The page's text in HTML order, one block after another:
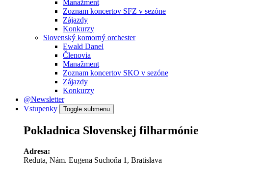
Manažment
Zoznam koncertov SFZ v sezóne
Zájazdy
Konkurzy
Slovenský komorný orchester
Ewald Danel
Členovia
Manažment
Zoznam koncertov SKO v sezóne
Zájazdy
Konkurzy
@Newsletter
Vstupenky
Toggle submenu
Pokladnica Slovenskej filharmónie
Adresa:
Reduta, Nám. Eugena Suchoňa 1, Bratislava